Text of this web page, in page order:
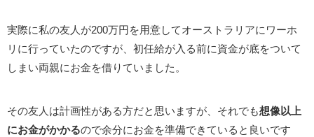
実際に私の友人が200万円を用意してオーストラリアにワーホ
リに行っていたのですが、初任給が入る前に資金が底をついて
しまい両親にお金を借りていました。
その友人は計画性がある方だと思いますが、それでも想像以上
にお金がかかるので余分にお金を準備できていると良いです